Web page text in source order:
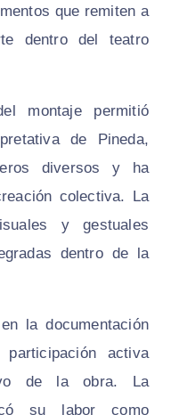
que remiten a
dentro del teatro
montaje permitió
de Pineda,
diversos y ha
colectiva. La
y gestuales
dentro de la
la documentación
activa
de la obra. La
su labor como